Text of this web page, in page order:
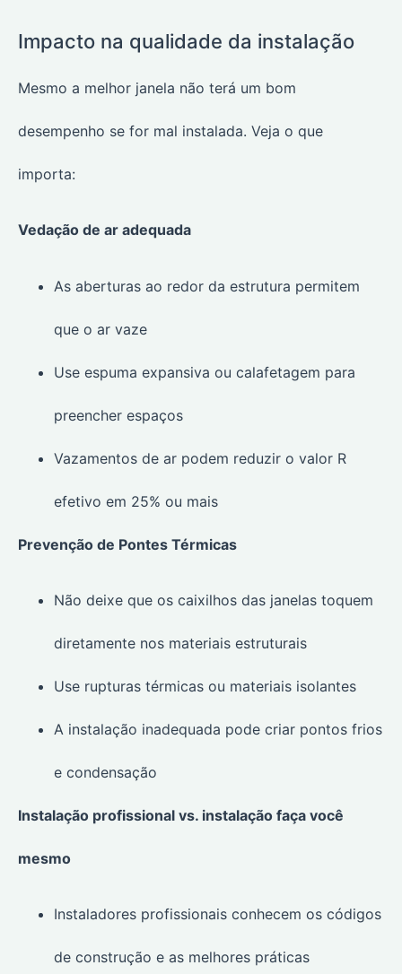
Impacto na qualidade da instalação
Mesmo a melhor janela não terá um bom
desempenho se for mal instalada. Veja o que
importa:
Vedação de ar adequada
As aberturas ao redor da estrutura permitem
que o ar vaze
Use espuma expansiva ou calafetagem para
preencher espaços
Vazamentos de ar podem reduzir o valor R
efetivo em 25% ou mais
Prevenção de Pontes Térmicas
Não deixe que os caixilhos das janelas toquem
diretamente nos materiais estruturais
Use rupturas térmicas ou materiais isolantes
A instalação inadequada pode criar pontos frios
e condensação
Instalação profissional vs. instalação faça você
mesmo
Instaladores profissionais conhecem os códigos
de construção e as melhores práticas